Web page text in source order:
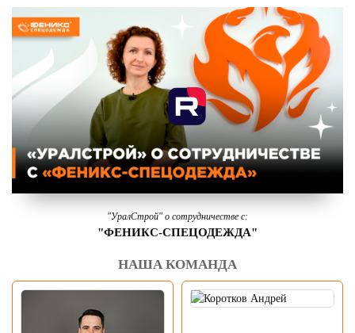
"УралСтрой" о сотрудничестве с:
"ФЕНИКС-СПЕЦОДЕЖДА"
НАША КОМАНДА